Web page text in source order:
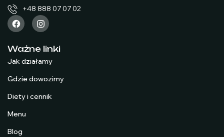
+48 888 07 07 02
Ważne linki
Jak działamy
Gdzie dowozimy
Diety i cennik
Menu
Blog